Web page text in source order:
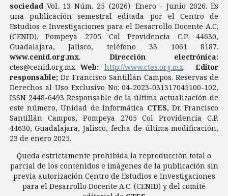
sociedad Vol. 13 Núm. 25 (2026): Enero - Junio 2026. Es
una publicación semestral editada por el Centro de
Estudios e Investigaciones para el Desarrollo Docente A.C.
(CENID). Pompeya 2705 Col Providencia C.P. 44630,
Guadalajara, Jalisco, teléfono 33 1061 8187.
www.cenid.org.mx. Dirección electrónica:
ctes@cenid.org.mxWeb: http://www.ctes.org.mx. Editor
responsable; Dr. Francisco Santillán Campos. Reservas de
Derechos al Uso Exclusivo No: 04-2023-031317045100-102,
ISSN 2448-6493 Responsable de la última actualización de
este número, Unidad de informática CTES, Dr. Francisco
Santillán Campos, Pompeya 2705 Col Providencia C.P.
44630, Guadalajara, Jalisco, fecha de última modificación,
23 de enero 2025.
Queda estrictamente prohibida la reproducción total o
parcial de los contenidos e imágenes de la publicación sin
previa autorización Centro de Estudios e Investigaciones
para el Desarrollo Docente A.C. (CENID) y del comité